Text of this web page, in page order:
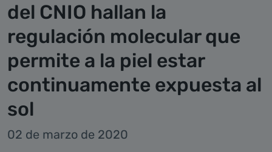
del CNIO hallan la
regulación molecular que
permite a la piel estar
continuamente expuesta al
sol
02 de marzo de 2020